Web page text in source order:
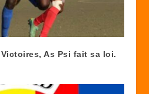
As Psi fait sa loi.